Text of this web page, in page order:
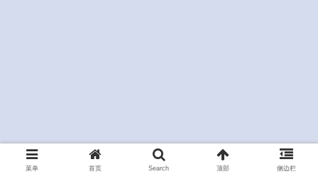
菜单 首页 Search 顶部 侧边栏